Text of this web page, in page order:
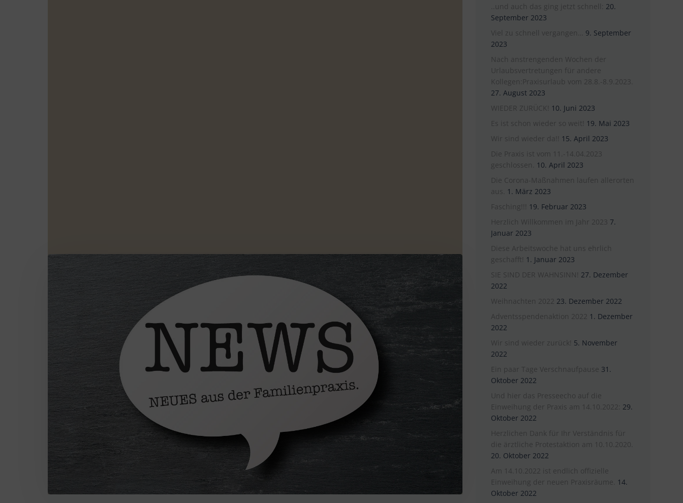
..und auch das ging jetzt schnell:
20.
September 2023
Viel zu schnell vergangen…
9. September
2023
Nach anstrengenden Wochen der
Urlaubsvertretungen für andere
Kollegen:Praxisurlaub vom 28.8.-8.9.2023.
27. August 2023
WIEDER ZURÜCK! 10. Juni 2023
Es ist schon wieder so weit! 19. Mai 2023
Wir sind wieder da!!
15. April 2023
Die Praxis ist vom 11.-14.04.2023
geschlossen. 10. April 2023
Die Corona-Maßnahmen laufen allerorten
aus. 1. März 2023
Fasching!!!
19. Februar 2023
Herzlich Willkommen im Jahr 2023 7.
Januar 2023
Diese Arbeitswoche hat uns ehrlich
geschafft! 1. Januar 2023
SIE SIND DER WAHNSINN! 27. Dezember
2022
Weihnachten 2022 23. Dezember 2022
Adventsspendenaktion 2022 1. Dezember
2022
Wir sind wieder zurück! 5. November
2022
Ein paar Tage Verschnaufpause 31.
Oktober 2022
Und hier das Presseecho auf die
Einweihung der Praxis am 14.10.2022: 29.
Oktober 2022
Herzlichen Dank für Ihr Verständnis für
die ärztliche Protestaktion am 10.10.2020.
20. Oktober 2022
Am 14.10.2022 ist endlich offizielle
Einweihung der neuen Praxisräume. 14.
Oktober 2022